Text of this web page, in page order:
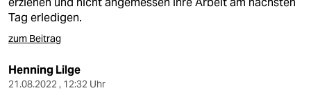
Tag erledigen.
zum Beitrag
Henning Lilge
21.08.2022 , 12:32 Uhr